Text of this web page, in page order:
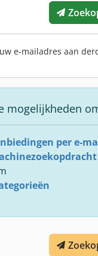
e-mailadres aan
mogelijkheden
per e-